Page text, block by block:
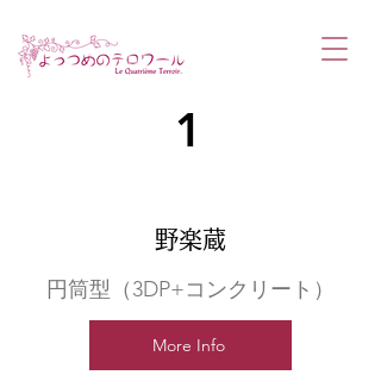
1
野楽蔵
円筒型（3DP+コンクリート）
More Info